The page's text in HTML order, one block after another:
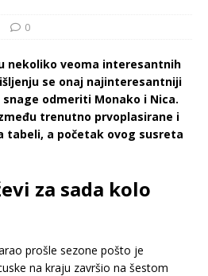
0
nekoliko veoma interesantnih
se onaj najinteresantniji
snage odmeriti Monako i Nica.
trenutno prvoplasirane i
tabeli, a početak ovog susreta
za sada kolo
prošle sezone pošto je
na kraju završio na šestom